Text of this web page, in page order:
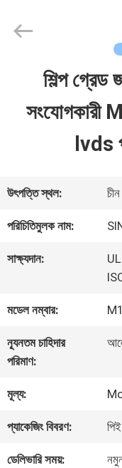
ভিডিও
আমাদের
সম্বন্ধে
কারখানা
পরিদর্শন
গুণমান
নিয়ন্ত্রণ
Media
Reserved.
শিল্প গ্রেড
সংযোগকারী
lvds
উৎপত্তি স্থল: চীন
পরিচিতিমুলক নাম:
সাক্ষ্যদান:
মডেল নম্বার:
ন্যূনতম চাহিদার
পরিমাণ:
মূল্য:
প্যাকেজিং বিবরণ:
ডেলিভারি সময়: